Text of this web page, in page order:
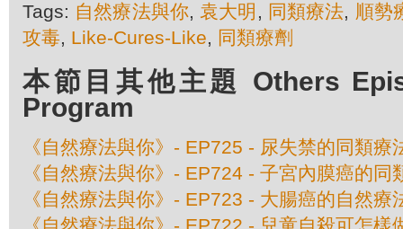
Tags: 自然療法與你,袁大明 , 同類療法, 順勢
攻毒, Like-Cures-Like, 同類療劑
本節目其他主題 Others
Program
《自然療法與你》- EP725 - 尿失禁的同類療
《自然療法與你》- EP724 - 子宮內膜癌的同
《自然療法與你》- EP723 - 大腸癌的自然療